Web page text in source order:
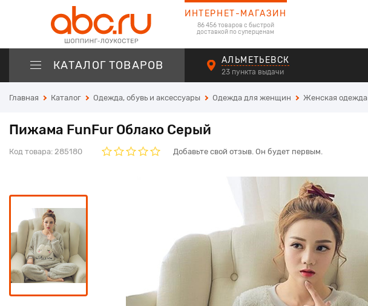
ИНТЕРНЕТ-МАГАЗИН
86 456 товаров с быстрой
доставкой по суперценам
КАТАЛОГ ТОВАРОВ АЛЬМЕТЬЕВСК
23 пункта выдачи
Главная Каталог Одежда, обувь и аксессуары Одежда для женщин Женская одежда
Пижама FunFur Облако Серый
Код товара: 285180 Добавьте свой отзыв. Он будет первым.